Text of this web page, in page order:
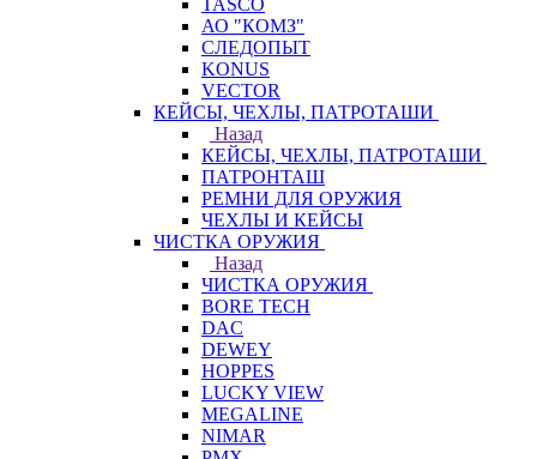
TASCO
АО "КОМЗ"
СЛЕДОПЫТ
KONUS
VECTOR
КЕЙСЫ, ЧЕХЛЫ, ПАТРОТАШИ
Назад
КЕЙСЫ, ЧЕХЛЫ, ПАТРОТАШИ
ПАТРОНТАШ
РЕМНИ ДЛЯ ОРУЖИЯ
ЧЕХЛЫ И КЕЙСЫ
ЧИСТКА ОРУЖИЯ
Назад
ЧИСТКА ОРУЖИЯ
BORE TECH
DAC
DEWEY
HOPPES
LUCKY VIEW
MEGALINE
NIMAR